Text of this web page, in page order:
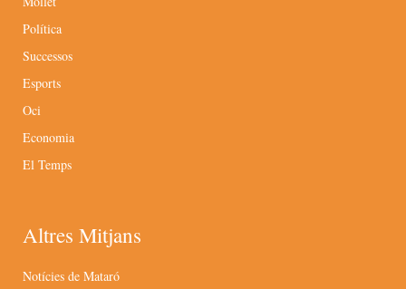
Política
Successos
Esports
Oci
Economia
El Temps
Altres Mitjans
Notícies de Mataró